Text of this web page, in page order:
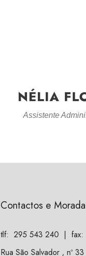
NÉLIA
Assistente
Contactos e Morada
tlf: 295 543 240 | fax:
Rua São Salvador , nº 33